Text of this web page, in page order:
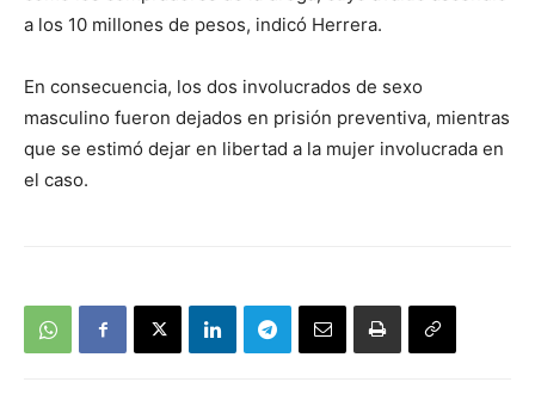
a los 10 millones de pesos, indicó Herrera.
En consecuencia, los dos involucrados de sexo
masculino fueron dejados en prisión preventiva, mientras
que se estimó dejar en libertad a la mujer involucrada en
el caso.